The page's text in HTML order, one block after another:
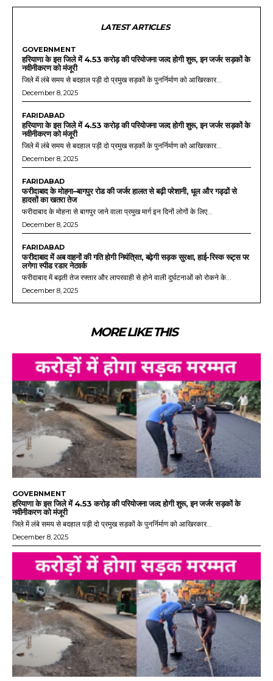
LATEST ARTICLES
GOVERNMENT
हरियाणा के इस जिले में 4.53 करोड़ की परियोजना जल्द होगी शुरू, इन जर्जर सड़कों के
नवीनीकरण को मंजूरी
जिले में लंबे समय से बदहाल पड़ी दो प्रमुख सड़कों के पुनर्निर्माण को आखिरकार...
December 8, 2025
FARIDABAD
हरियाणा के इस जिले में 4.53 करोड़ की परियोजना जल्द होगी शुरू, इन जर्जर सड़कों के
नवीनीकरण को मंजूरी
जिले में लंबे समय से बदहाल पड़ी दो प्रमुख सड़कों के पुनर्निर्माण को आखिरकार...
December 8, 2025
FARIDABAD
फरीदाबाद के मोहना–बागपुर रोड की जर्जर हालत से बढ़ी परेशानी, धूल और गड्ढों से
हादसों का खतरा तेज
फरीदाबाद के मोहना से बागपुर जाने वाला प्रमुख मार्ग इन दिनों लोगों के लिए...
December 8, 2025
FARIDABAD
फरीदाबाद में अब वाहनों की गति होगी नियंत्रित, बढ़ेगी सड़क सुरक्षा, हाई-रिस्क रूट्स पर
लगेगा स्पीड रडार नेटवर्क
फरीदाबाद में बढ़ती तेज रफ्तार और लापरवाही से होने वाली दुर्घटनाओं को रोकने के...
December 8, 2025
MORE LIKE THIS
GOVERNMENT
हरियाणा के इस जिले में 4.53 करोड़ की परियोजना जल्द होगी शुरू, इन जर्जर सड़कों के
नवीनीकरण को मंजूरी
जिले में लंबे समय से बदहाल पड़ी दो प्रमुख सड़कों के पुनर्निर्माण को आखिरकार...
December 8, 2025